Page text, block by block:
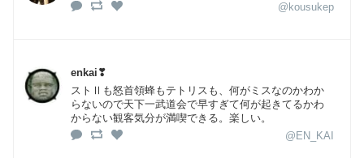
@kousukep
enkai❣
ストⅡも怒首領蜂もテトリスも、何がミスなのかわか
らないので天下一武道会で早すぎて何が起きてるかわ
からない観客気分が満喫できる。楽しい。
@EN_KAI